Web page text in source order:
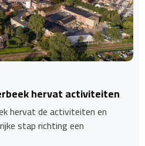
hervat activiteiten
hervat de activiteiten en
stap richting een